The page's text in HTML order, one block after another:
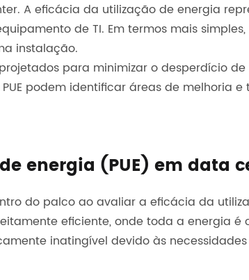
A eficácia da utilização de energia
de TI. Em termos mais
instalação.
para minimizar o desperdício
podem identificar áreas de melhoria
energia (PUE) em data
do palco ao avaliar a eficácia da
eficiente, onde toda a energia
inatingível devido às